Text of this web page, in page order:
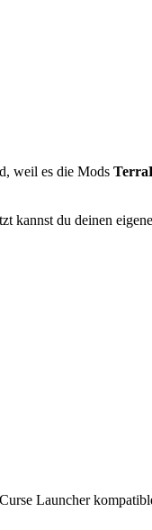
weil es die Mods
kannst du deinen
Launcher